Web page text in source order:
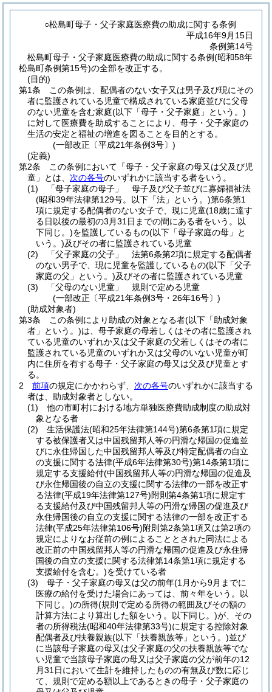
○松島町母子・父子家庭医療費の助成に関する条例
平成16年9月15日
条例第14号
松島町母子・父子家庭医療費の助成に関する条例(昭和58年
松島町条例第15号)の全部を改正する。
(目的)
第1条
この条例は、配偶者のない女子又は男子及び現にその
者に監護されている児童で構成されている家庭並びに父母
のない児童を含む家庭(以下「母子・父子家庭」という。)
に対して医療費を助成することにより、母子・父子家庭の
生活の安定と福祉の増進を図ることを目的とする。
(一部改正〔平成21年条例3号〕)
(定義)
第2条
この条例において「母子・父子家庭の母又は父及び児
童」とは、 次の各号のいずれかに該当する者をいう。
(1)
「母子家庭の母子」 母子及び父子並びに寡婦福祉法
(昭和39年法律第129号。以下「法」という。)第6条第1
項に規定する配偶者のない女子で、現に児童(18歳に達す
る日以後の最初の3月31日までの間にある者をいう。以
下同じ。)を監護しているもの(以下「母子家庭の母」と
いう。)及びその者に監護されている児童
(2)
「父子家庭の父子」 法第6条第2項に規定する配偶者
のない男子で、現に児童を監護しているもの(以下「父子
家庭の父」という。)及びその者に監護されている児童
(3)
「父母のない児童」 規則で定める児童
(一部改正〔平成21年条例3号・26年16号〕)
(助成対象者)
第3条
この条例により助成の対象となる者(以下「助成対象
者」という。)は、母子家庭の母若しくはその者に監護され
ている児童のいずれか又は父子家庭の父若しくはその者に
監護されている児童のいずれか又は父母のいない児童が町
内に住所を有する母子・父子家庭の母又は父及び児童とす
る。
2
前項の規定にかかわらず、 次の各号のいずれかに該当する
者は、助成対象者としない。
(1)
他の市町村における地方単独医療費助成制度の助成対
象となる者
(2)
生活保護法(昭和25年法律第144号)第6条第1項に規定
する被保護者又は中国残留邦人等の円滑な帰国の促進並
びに永住帰国した中国残留邦人等及び特定配偶者の自立
の支援に関する法律(平成6年法律第30号)第14条第1項に
規定する支援給付(中国残留邦人等の円滑な帰国の促進及
び永住帰国後の自立の支援に関する法律の一部を改正す
る法律(平成19年法律第127号)附則第4条第1項に規定す
る支援給付及び中国残留邦人等の円滑な帰国の促進及び
永住帰国後の自立の支援に関する法律の一部を改正する
法律(平成25年法律第106号)附則第2条第1項又は第2項の
規定によりなお従前の例によることとされた同法による
改正前の中国残留邦人等の円滑な帰国の促進及び永住帰
国後の自立の支援に関する法律第14条第1項に規定する
支援給付を含む。)を受けている者
(3)
母子・父子家庭の母又は父の前年(1月から9月までに
医療の給付を受けた場合にあっては、前々年をいう。以
下同じ。)の所得(規則で定める所得の範囲及びその額の
計算方法により算出した額をいう。以下同じ。)が、その
者の所得税法(昭和40年法律第33号)に規定する控除対象
配偶者及び扶養親族(以下「扶養親族等」という。)並び
に当該母子家庭の母又は父子家庭の父の扶養親族等でな
い児童で当該母子家庭の母又は父子家庭の父が前年の12
月31日において生計を維持したものの有無及び数に応じ
て、規則で定める額以上であるときの母子・父子家庭の